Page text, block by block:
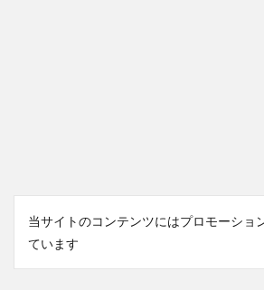
当サイトのコンテンツにはプロモーショ
ています